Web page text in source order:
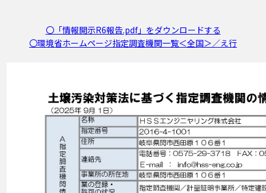
〇「情報開示R6報告.pdf」をダウンロードする
〇環境省ホームページ指定調査機関一覧＜全国＞／え行